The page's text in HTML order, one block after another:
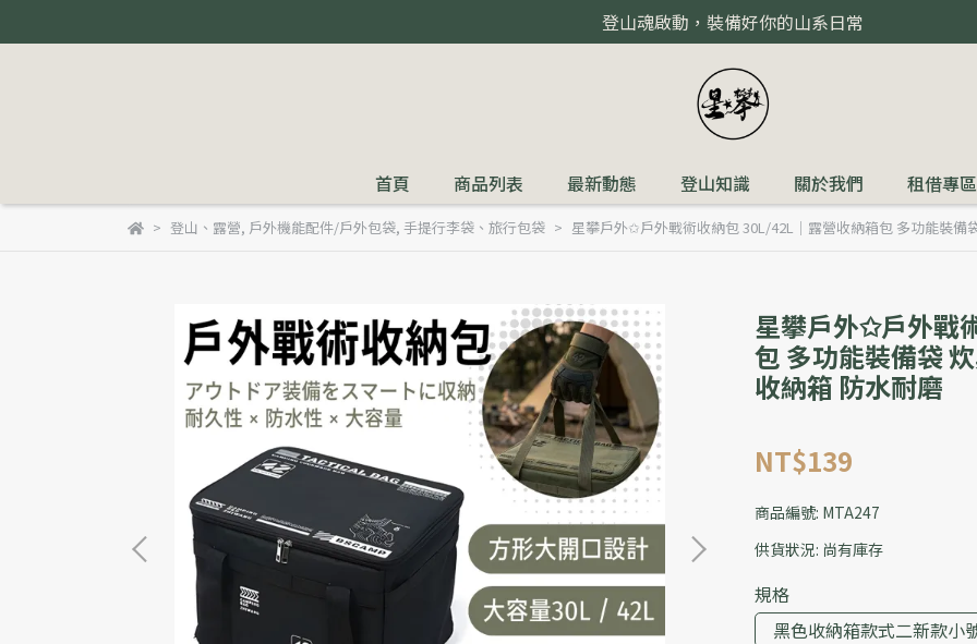
登山魂啟動，裝備好你的山系日常
首頁 商品列表 最新動態 登山知識 關於我們 租借專區
登山、露營, 戶外機能配件/戶外包袋, 手提行李袋、旅行包袋 星攀戶外✩戶外戰術收納包 30L/42L｜露營收納箱包 多功能裝備
星攀戶外✩戶外戰
包 多功能裝備袋
收納箱 防水耐磨
NT$139
商品編號: MTA247
供貨狀況: 尚有庫存
規格
黑色收納箱款式二新款小